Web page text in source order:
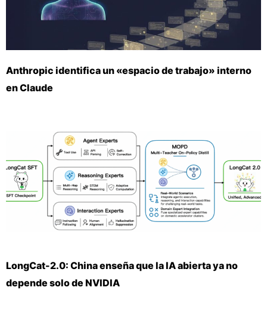
Anthropic identifica un «espacio de trabajo» interno
en Claude
LongCat-2.0: China enseña que la IA abierta ya no
depende solo de NVIDIA